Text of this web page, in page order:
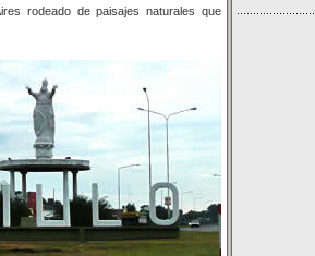
rodeado de paisajes naturales que